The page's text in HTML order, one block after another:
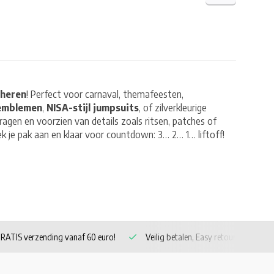
! Perfect voor carnaval, themafeesten,
, NISA-stijl jumpsuits, of zilverkleurige
en voorzien van details zoals ritsen, patches of
je pak aan en klaar voor countdown: 3… 2… 1… liftoff!
verzending vanaf 60 euro! Veilig betalen, Easy retour